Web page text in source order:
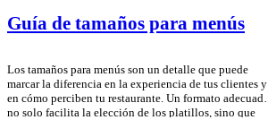
Guía de tamaños para menús
Los tamaños para menús son un detalle que puede
marcar la diferencia en la experiencia de tus clientes y
en cómo perciben tu restaurante. Un formato adecuado
no solo facilita la elección de los platillos, sino que